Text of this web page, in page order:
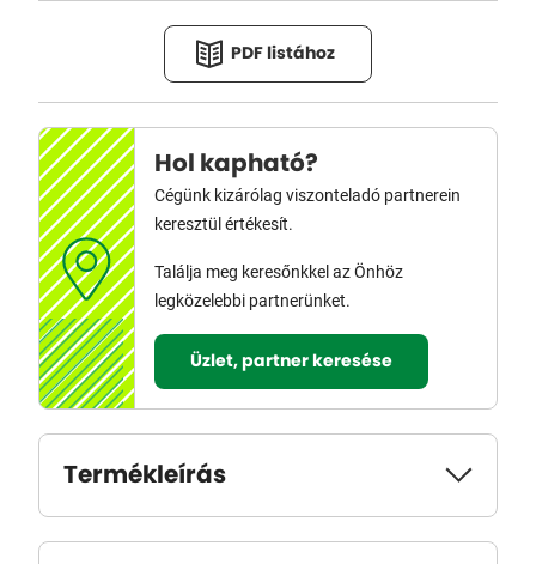
PDF listához
Hol kapható?
Cégünk kizárólag viszonteladó partnerein
keresztül értékesít.
Találja meg keresőnkkel az Önhöz
legközelebbi partnerünket.
Üzlet, partner keresése
Termékleírás